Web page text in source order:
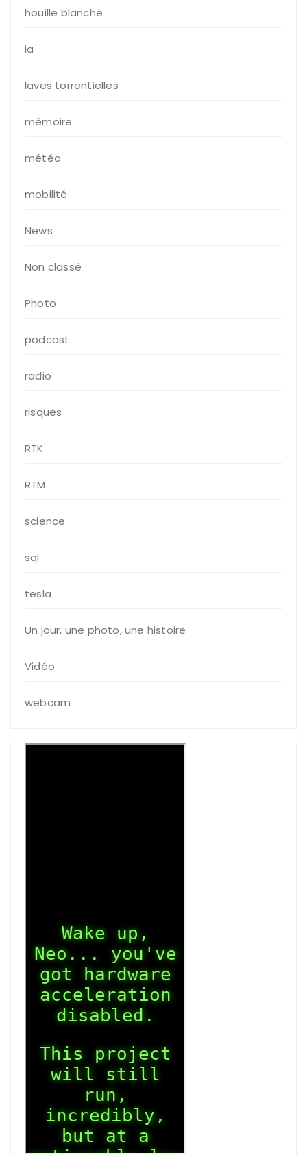
houille blanche
ia
laves torrentielles
mémoire
météo
mobilité
News
Non classé
Photo
podcast
radio
risques
RTK
RTM
science
sql
tesla
Un jour, une photo, une histoire
Vidéo
webcam